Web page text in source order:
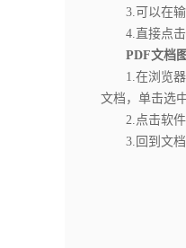
3.可以在输出
4.直接点击文
PDF文档
1.在浏览器
文档，单击选
2.点击软件
3.回到文档页